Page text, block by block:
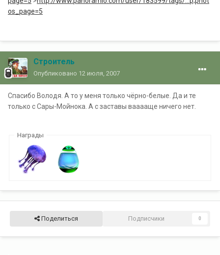
os_page=5
Строитель
Опубликовано 12 июля, 2007
Спасибо Володя. А то у меня только чёрно-белые. Да и те
только с Сары-Мойнока. А с заставы вааааще ничего нет.
Награды
Поделиться Подписчики 0